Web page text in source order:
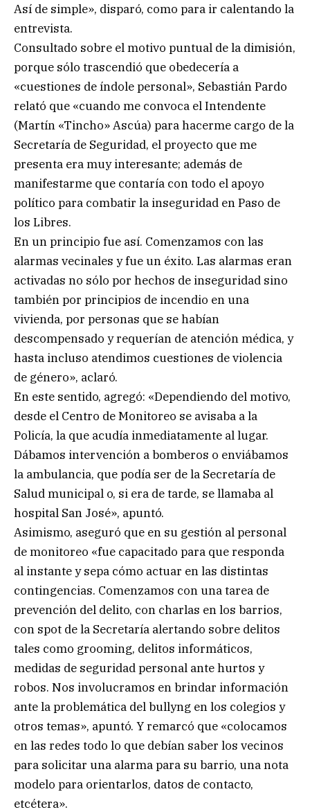
Así de simple», disparó, como para ir calentando la
entrevista.
Consultado sobre el motivo puntual de la dimisión,
porque sólo trascendió que obedecería a
«cuestiones de índole personal», Sebastián Pardo
relató que «cuando me convoca el Intendente
(Martín «Tincho» Ascúa) para hacerme cargo de la
Secretaría de Seguridad, el proyecto que me
presenta era muy interesante; además de
manifestarme que contaría con todo el apoyo
político para combatir la inseguridad en Paso de
los Libres.
En un principio fue así. Comenzamos con las
alarmas vecinales y fue un éxito. Las alarmas eran
activadas no sólo por hechos de inseguridad sino
también por principios de incendio en una
vivienda, por personas que se habían
descompensado y requerían de atención médica, y
hasta incluso atendimos cuestiones de violencia
de género», aclaró.
En este sentido, agregó: «Dependiendo del motivo,
desde el Centro de Monitoreo se avisaba a la
Policía, la que acudía inmediatamente al lugar.
Dábamos intervención a bomberos o enviábamos
la ambulancia, que podía ser de la Secretaría de
Salud municipal o, si era de tarde, se llamaba al
hospital San José», apuntó.
Asimismo, aseguró que en su gestión al personal
de monitoreo «fue capacitado para que responda
al instante y sepa cómo actuar en las distintas
contingencias. Comenzamos con una tarea de
prevención del delito, con charlas en los barrios,
con spot de la Secretaría alertando sobre delitos
tales como grooming, delitos informáticos,
medidas de seguridad personal ante hurtos y
robos. Nos involucramos en brindar información
ante la problemática del bullyng en los colegios y
otros temas», apuntó. Y remarcó que «colocamos
en las redes todo lo que debían saber los vecinos
para solicitar una alarma para su barrio, una nota
modelo para orientarlos, datos de contacto,
etcétera».